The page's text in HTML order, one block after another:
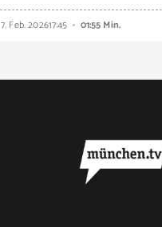
7. Feb. 202617:45 01:55 Min.